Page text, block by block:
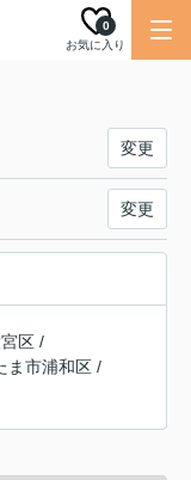
お気に入り
0
変更
変更
区 /
ま市浦和区 /